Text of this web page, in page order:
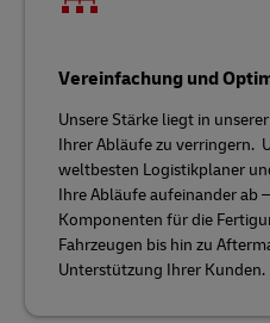
Vereinfachung und
Unsere Stärke liegt in
Ihrer Abläufe zu verringern.
weltbesten Logistikplaner
Ihre Abläufe aufeinander ab
Komponenten für die
Fahrzeugen bis hin zu
Unterstützung Ihrer Kunden.